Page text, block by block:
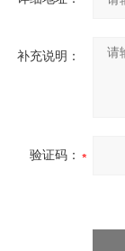
补充说明：
验证码：